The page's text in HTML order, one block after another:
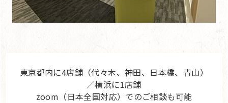
東京都内に4店舗（代々木、神田、日本橋、青山）
／横浜に1店舗
zoom（日本全国対応）でのご相談も可能